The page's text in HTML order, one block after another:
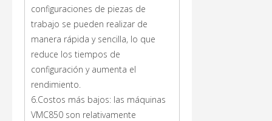
configuraciones de piezas de
trabajo se pueden realizar de
manera rápida y sencilla, lo que
reduce los tiempos de
configuración y aumenta el
rendimiento.
6.Costos más bajos: las máquinas
VMC850 son relativamente